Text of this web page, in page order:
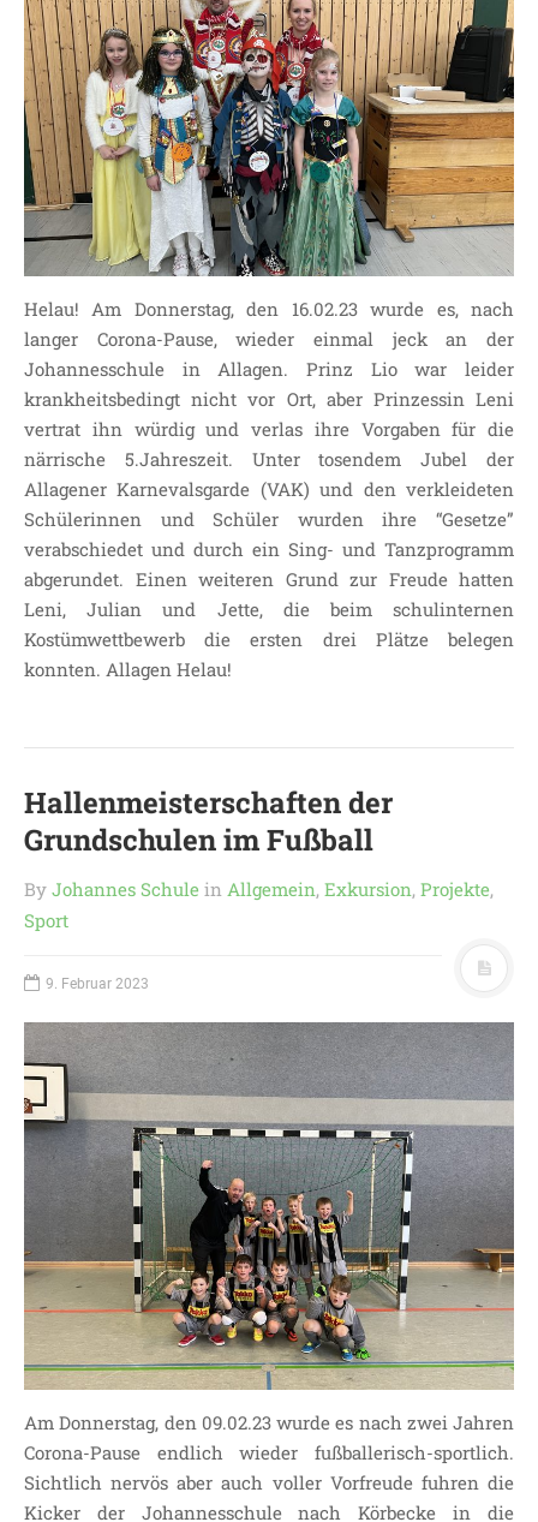
Helau! Am Donnerstag, den 16.02.23 wurde es, nach
langer Corona-Pause, wieder einmal jeck an der
Johannesschule in Allagen. Prinz Lio war leider
krankheitsbedingt nicht vor Ort, aber Prinzessin Leni
vertrat ihn würdig und verlas ihre Vorgaben für die
närrische 5.Jahreszeit. Unter tosendem Jubel der
Allagener Karnevalsgarde (VAK) und den verkleideten
Schülerinnen und Schüler wurden ihre “Gesetze”
verabschiedet und durch ein Sing- und Tanzprogramm
abgerundet. Einen weiteren Grund zur Freude hatten
Leni, Julian und Jette, die beim schulinternen
Kostümwettbewerb die ersten drei Plätze belegen
konnten. Allagen Helau!
Hallenmeisterschaften der
Grundschulen im Fußball
By Johannes Schule in Allgemein, Exkursion, Projekte,
Sport
9. Februar 2023
Am Donnerstag, den 09.02.23 wurde es nach zwei Jahren
Corona-Pause endlich wieder fußballerisch-sportlich.
Sichtlich nervös aber auch voller Vorfreude fuhren die
Kicker der Johannesschule nach Körbecke in die